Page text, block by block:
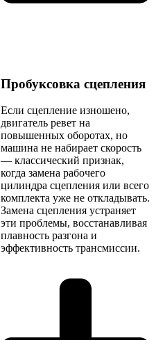
Пробуксовка сцепления
Если сцепление изношено,
двигатель ревет на
повышенных оборотах, но
машина не набирает скорость
— классический признак,
когда замена рабочего
цилиндра сцепления или всего
комплекта уже не откладывать.
Замена сцепления устраняет
эти проблемы, восстанавливая
плавность разгона и
эффективность трансмиссии.